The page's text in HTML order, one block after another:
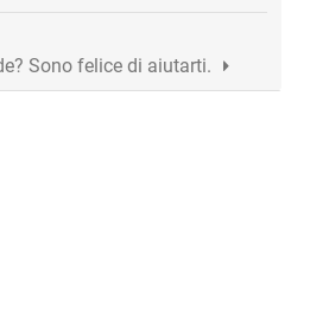
Sono felice di aiutarti.